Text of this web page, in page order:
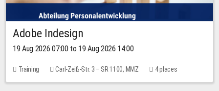
Adobe Indesign
19 Aug 2026 07:00 to 19 Aug 2026 14:00
Training Carl-Zeiß-Str. 3 – SR 1100, MMZ 4 places